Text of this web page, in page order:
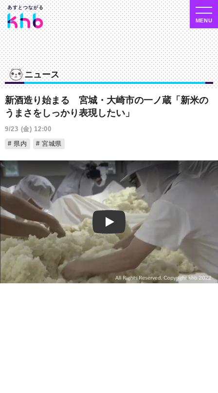
ニュース
新酒造り始まる 宮城・大崎市の一ノ蔵「新米の
うまさをしっかり表現したい」
9/23 (金) 12:00
県内
宮城県
Play